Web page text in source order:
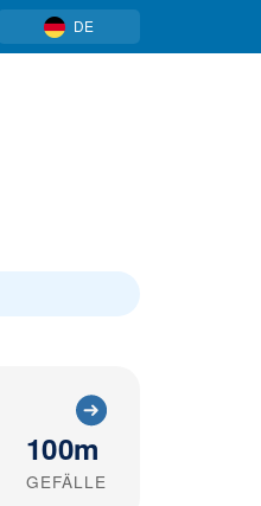
DE
100m
GEFÄLLE